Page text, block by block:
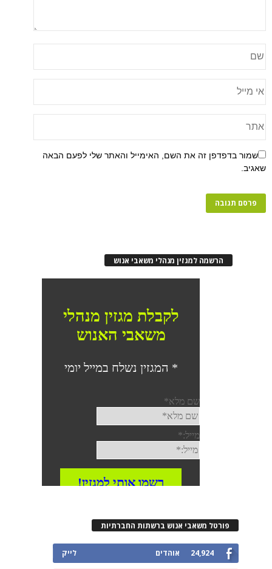
שמור בדפדפן זה את השם, האימייל והאתר שלי לפעם הבאה
שאגיב.
הרשמה למגזין מנהלי משאבי אנוש
פורטל משאבי אנוש ברשתות החברתיות
24,924 אוהדים לייק